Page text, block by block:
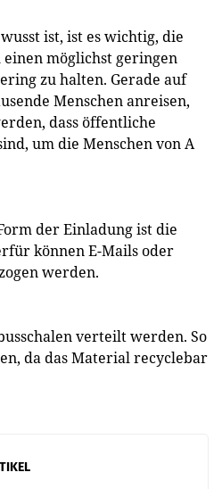
ist, ist es wichtig, die
möglichst geringen
zu halten. Gerade auf
Menschen anreisen,
dass öffentliche
um die Menschen von A
der Einladung ist die
können E-Mails oder
werden.
verteilt werden. So
da das Material recyclebar